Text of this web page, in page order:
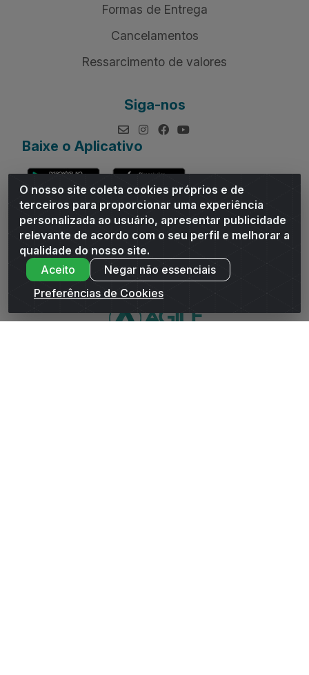
O nosso site coleta cookies próprios e de
terceiros para proporcionar uma experiência
personalizada ao usuário, apresentar publicidade
relevante de acordo com o seu perfil e melhorar a
qualidade do nosso site.
Aceito
Negar não essenciais
Preferências de Cookies
Formas de Entrega
Cancelamentos
Ressarcimento de valores
Siga-nos
Baixe o Aplicativo
Andrade Distribuidor - ROD AL 110, n° 1401 - Sitio Moco,
Arapiraca/AL - CEP 57319-300 - CNPJ 10.667.481/0001-47